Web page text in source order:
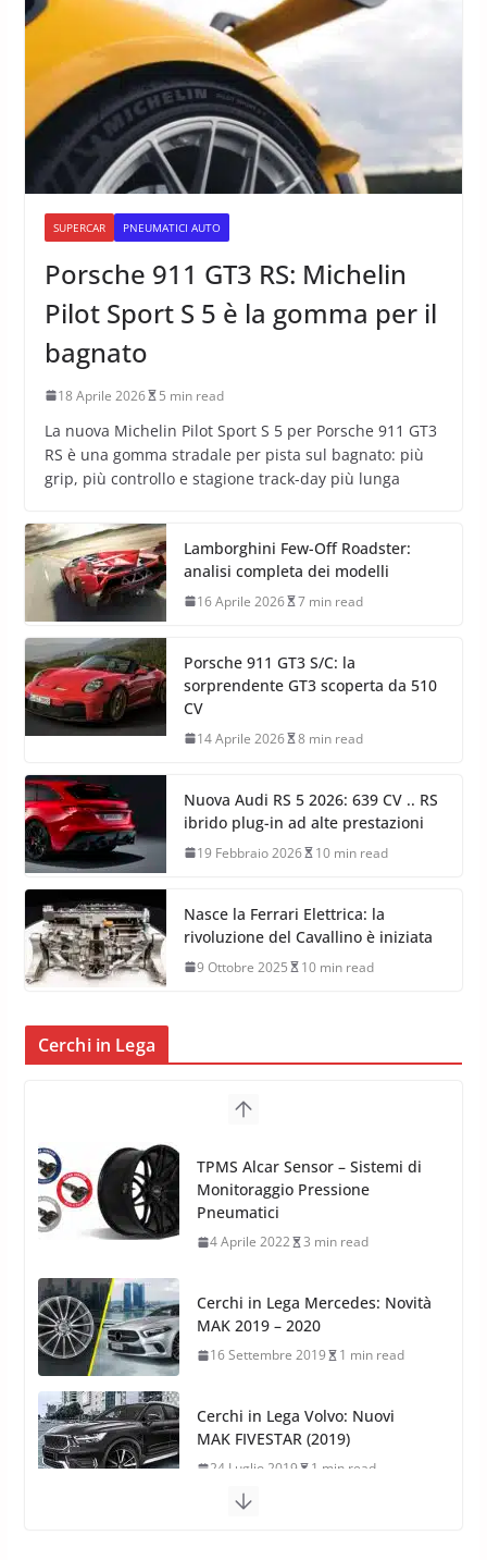
SUPERCAR PNEUMATICI AUTO
Porsche 911 GT3 RS: Michelin
Pilot Sport S 5 è la gomma per il
bagnato
18 Aprile 2026 5 min read
La nuova Michelin Pilot Sport S 5 per Porsche 911 GT3
RS è una gomma stradale per pista sul bagnato: più
grip, più controllo e stagione track-day più lunga
Lamborghini Few-Off Roadster:
analisi completa dei modelli
16 Aprile 2026 7 min read
Porsche 911 GT3 S/C: la
sorprendente GT3 scoperta da 510
CV
14 Aprile 2026 8 min read
Nuova Audi RS 5 2026: 639 CV .. RS
ibrido plug-in ad alte prestazioni
19 Febbraio 2026 10 min read
Nasce la Ferrari Elettrica: la
rivoluzione del Cavallino è iniziata
9 Ottobre 2025 10 min read
Cerchi in Lega
TPMS Alcar Sensor – Sistemi di
Monitoraggio Pressione
Pneumatici
4 Aprile 2022 3 min read
Cerchi in Lega Mercedes: Novità
MAK 2019 – 2020
16 Settembre 2019 1 min read
Cerchi in Lega Volvo: Nuovi
MAK FIVESTAR (2019)
24 Luglio 2019 1 min read